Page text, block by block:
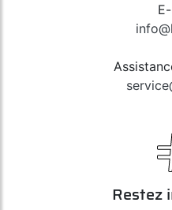
Restez